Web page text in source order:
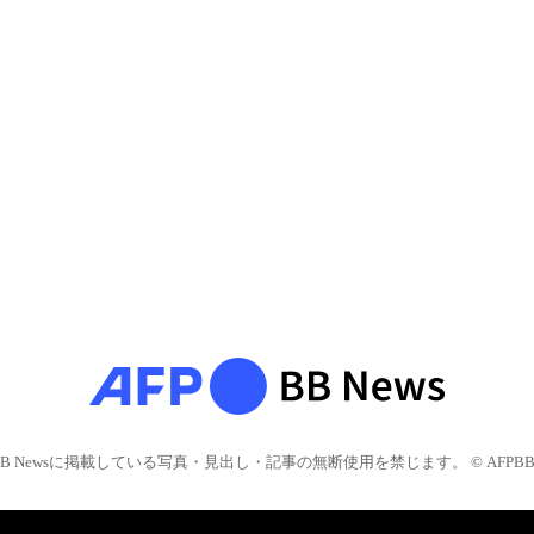
Newsに掲載している写真・見出し・記事の無断使用を禁じます。 © AFPBB